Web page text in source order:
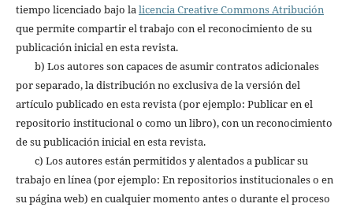
tiempo licenciado bajo lalicencia Creative Commons Atribución
que permite compartir el trabajo con el reconocimiento de su
publicación inicial en esta revista.
b) Los autores son capaces de asumir contratos adicionales
por separado, la distribución no exclusiva de la versión del
artículo publicado en esta revista (por ejemplo: Publicar en el
repositorio institucional o como un libro), con un reconocimiento
de su publicación inicial en esta revista.
c) Los autores están permitidos y alentados a publicar su
trabajo en línea (por ejemplo: En repositorios institucionales o en
su página web) en cualquier momento antes o durante el proceso